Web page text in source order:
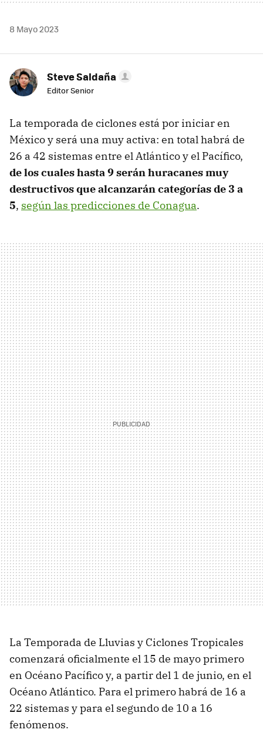
8 Mayo 2023
Steve Saldaña
Editor Senior
La temporada de ciclones está por iniciar en
México y será una muy activa: en total habrá de
26 a 42 sistemas entre el Atlántico y el Pacífico,
de los cuales hasta 9 serán huracanes muy
destructivos que alcanzarán categorías de 3 a
5, según las predicciones de Conagua.
La Temporada de Lluvias y Ciclones Tropicales
comenzará oficialmente el 15 de mayo primero
en Océano Pacífico y, a partir del 1 de junio, en el
Océano Atlántico. Para el primero habrá de 16 a
22 sistemas y para el segundo de 10 a 16
fenómenos.